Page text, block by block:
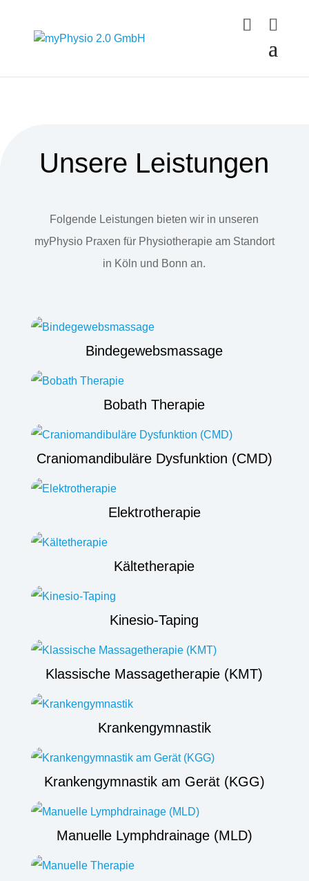
Unsere Leistungen
Folgende Leistungen bieten wir in unseren
myPhysio Praxen für Physiotherapie am Standort
in Köln und Bonn an.
Bindegewebsmassage
Bobath Therapie
Craniomandibuläre Dysfunktion (CMD)
Elektrotherapie
Kältetherapie
Kinesio-Taping
Klassische Massagetherapie (KMT)
Krankengymnastik
Krankengymnastik am Gerät (KGG)
Manuelle Lymphdrainage (MLD)